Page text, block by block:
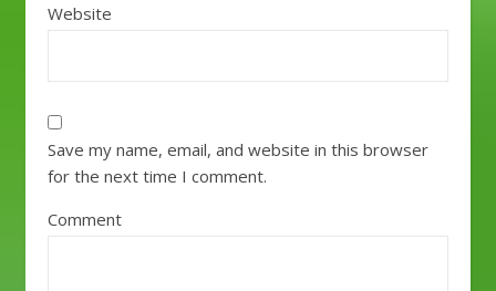
Website
Save my name, email, and website in this browser
for the next time I comment.
Comment